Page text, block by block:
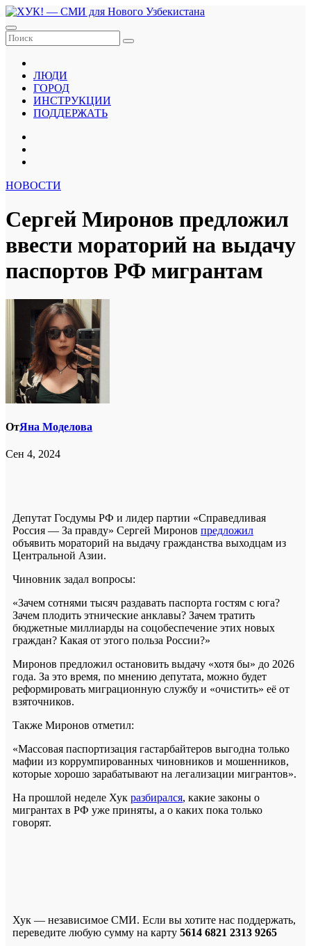
Перейти
к
содержанию
ЛЮДИ
ГОРОД
ИНСТРУКЦИИ
ПОДДЕРЖАТЬ
НОВОСТИ
Сергей Миронов предложил
ввести мораторий на выдачу
паспортов РФ мигрантам
ОтЯна Моделова
Сен 4, 2024
Депутат Госдумы РФ и лидер партии «Справедливая
Россия — За правду» Сергей Миронов предложил
объявить мораторий на выдачу гражданства выходцам из
Центральной Азии.
Чиновник задал вопросы:
«Зачем сотнями тысяч раздавать паспорта гостям с юга?
Зачем плодить этнические анклавы? Зачем тратить
бюджетные миллиарды на соцобеспечение этих новых
граждан? Какая от этого польза России?»
Миронов предложил остановить выдачу «хотя бы» до 2026
года. За это время, по мнению депутата, можно будет
реформировать миграционную службу и «очистить» её от
взяточников.
Также Миронов отметил:
«Массовая паспортизация гастарбайтеров выгодна только
мафии из коррумпированных чиновников и мошенников,
которые хорошо зарабатывают на легализации мигрантов».
На прошлой неделе Хук разбирался, какие законы о
мигрантах в РФ уже приняты, а о каких пока только
говорят.
Хук — независимое СМИ. Если вы хотите нас поддержать,
переведите любую сумму на карту 5614 6821 2313 9265